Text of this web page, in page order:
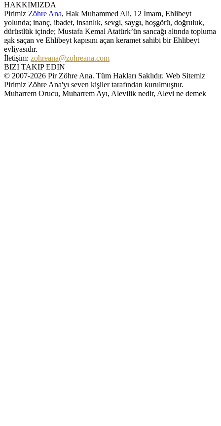
HAKKIMIZDA
Pirimiz Zöhre Ana, Hak Muhammed Ali, 12 İmam, Ehlibeyt
yolunda; inanç, ibadet, insanlık, sevgi, saygı, hoşgörü, doğruluk,
dürüstlük içinde; Mustafa Kemal Atatürk’ün sancağı altında topluma
ışık saçan ve Ehlibeyt kapısını açan keramet sahibi bir Ehlibeyt
evliyasıdır.
İletişim: zohreana@zohreana.com
BIZI TAKIP EDIN
© 2007-2026 Pir Zöhre Ana. Tüm Hakları Saklıdır. Web Sitemiz
Pirimiz Zöhre Ana'yı seven kişiler tarafından kurulmuştur.
Muharrem Orucu, Muharrem Ayı, Alevilik nedir, Alevi ne demek